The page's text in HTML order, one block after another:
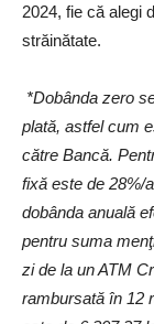
2024, fie că alegi
străinătate.
*Dobânda zero
plată, astfel cum
către Bancă.
fixă este de 28%/
dobânda anuală
pentru suma
zi de la un ATM
rambursată în 12